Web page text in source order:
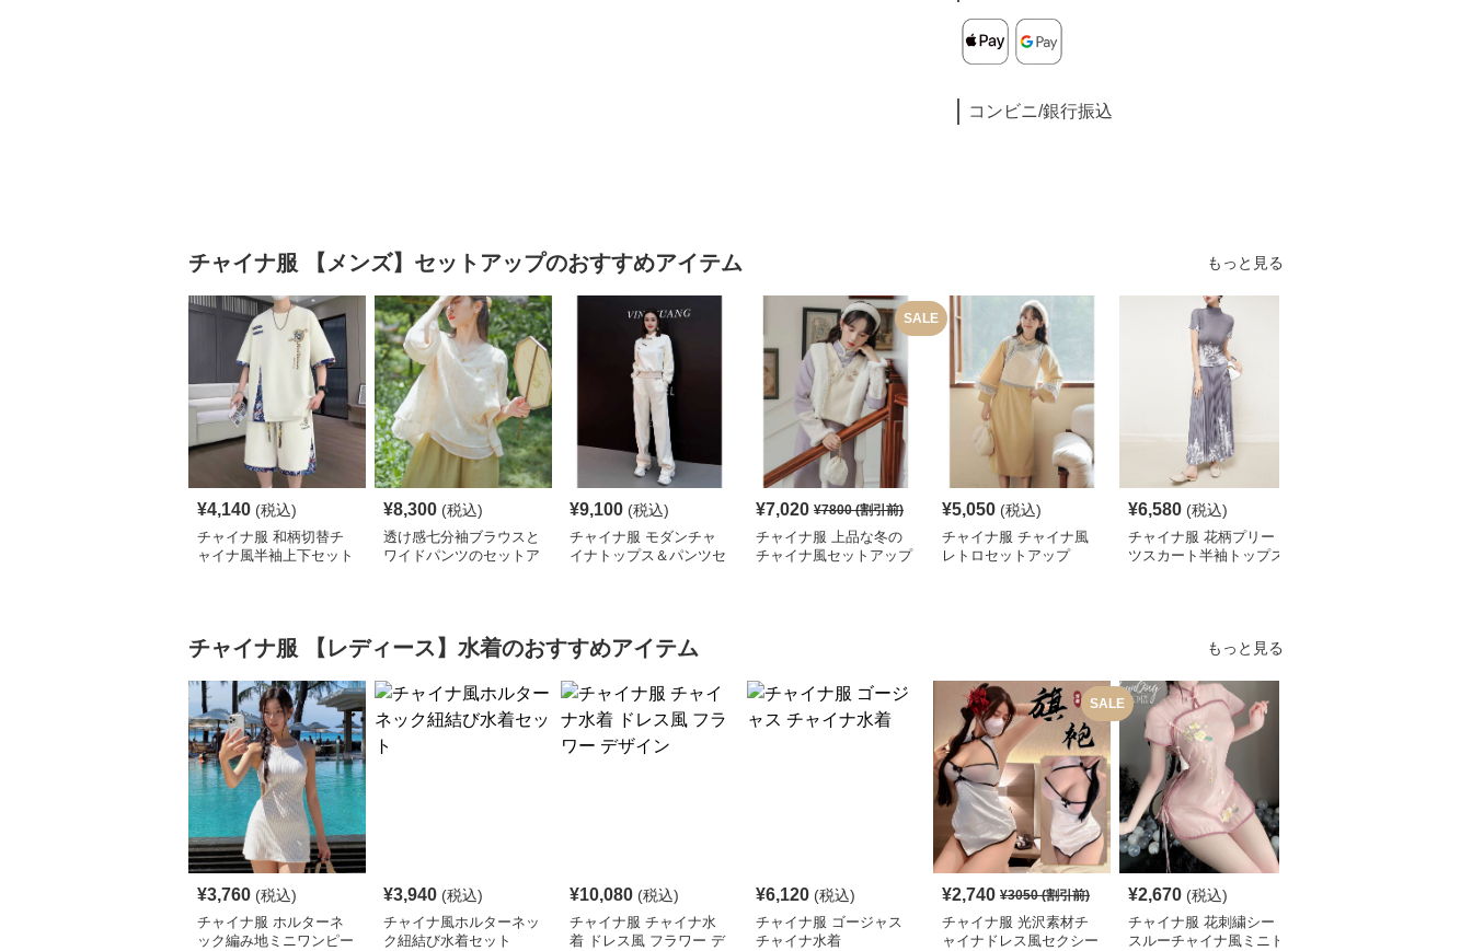
コンビニ/銀行振込
チャイナ服 【メンズ】セットアップのおすすめアイテム もっと見る
¥4,140 (税込)
チャイナ服 和柄切替チ
ャイナ風半袖上下セット
¥8,300 (税込)
透け感七分袖ブラウスと
ワイドパンツのセットア
¥9,100 (税込)
チャイナ服 モダンチャ
イナトップス＆パンツセ
SALE
¥7,020 ¥7800(割引前)
チャイナ服 上品な冬の
チャイナ風セットアップ
¥5,050 (税込)
チャイナ服 チャイナ風
レトロセットアップ
¥6,580 (税込)
チャイナ服 花柄プリー
ツスカート半袖トップス
チャイナ服 【レディース】水着のおすすめアイテム もっと見る
¥3,760 (税込)
チャイナ服 ホルターネ
ック編み地ミニワンピー
¥3,940 (税込)
チャイナ風ホルターネッ
ク紐結び水着セット
¥10,080 (税込)
チャイナ服 チャイナ水
着 ドレス風 フラワー デ
¥6,120 (税込)
チャイナ服 ゴージャス
チャイナ水着
SALE
¥2,740 ¥3050(割引前)
チャイナ服 光沢素材チ
ャイナドレス風セクシー
¥2,670 (税込)
チャイナ服 花刺繍シー
スルーチャイナ風ミニド